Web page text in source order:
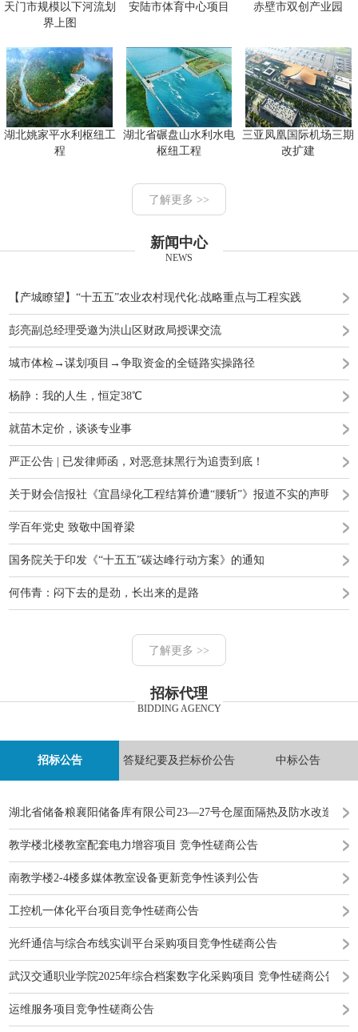
天门市规模以下河流划
界上图
安陆市体育中心项目 赤壁市双创产业园
湖北姚家平水利枢纽工
程
湖北省碾盘山水利水电
枢纽工程
三亚凤凰国际机场三期
改扩建
了解更多 >>
新闻中心
NEWS
【产城瞭望】“十五五”农业农村现代化:战略重点与工程实践
彭亮副总经理受邀为洪山区财政局授课交流
城市体检→谋划项目→争取资金的全链路实操路径
杨静：我的人生，恒定38℃
就苗木定价，谈谈专业事
严正公告 | 已发律师函，对恶意抹黑行为追责到底！
关于财会信报社《宜昌绿化工程结算价遭“腰斩”》报道不实的声明
学百年党史 致敬中国脊梁
国务院关于印发《“十五五”碳达峰行动方案》的通知
何伟青：闷下去的是劲，长出来的是路
了解更多 >>
招标代理
BIDDING AGENCY
招标公告 答疑纪要及拦标价公告 中标公告
湖北省储备粮襄阳储备库有限公司23—27号仓屋面隔热及防水改造工
教学楼北楼教室配套电力增容项目 竞争性磋商公告
南教学楼2-4楼多媒体教室设备更新竞争性谈判公告
工控机一体化平台项目竞争性磋商公告
光纤通信与综合布线实训平台采购项目竞争性磋商公告
武汉交通职业学院2025年综合档案数字化采购项目 竞争性磋商公告
运维服务项目竞争性磋商公告